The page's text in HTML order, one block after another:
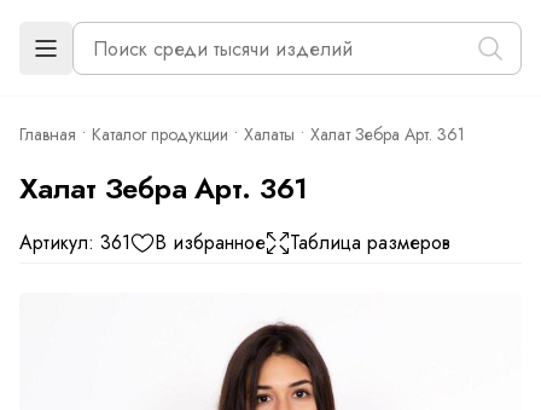
Главная Каталог продукции Халаты Халат Зебра Арт. 361
Халат Зебра Арт. 361
Артикул: 361 В избранное Таблица размеров